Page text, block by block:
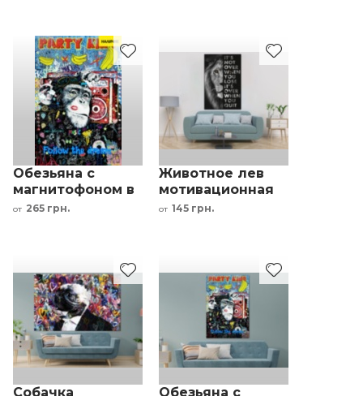
Обезьяна с
магнитофоном в
стиле граффити
от 265 грн.
Животное лев
мотивационная
надпись черный
от 145 грн.
Собачка
Обезьяна с